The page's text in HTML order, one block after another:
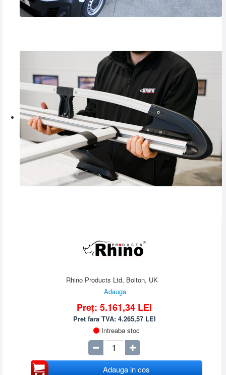
Rhino Products Ltd, Bolton, UK
Adauga
Preț:5.161,34 LEI
Pret fara TVA: 4.265,57 LEI
Intreaba stoc
Adauga in cos